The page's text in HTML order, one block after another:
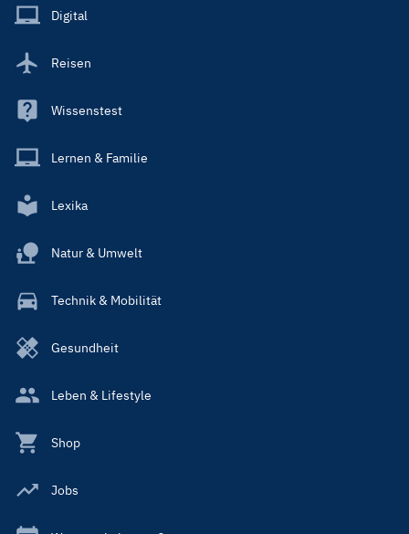
Main
Digital
Reisen
Wissenstest
Lernen & Familie
Lexika
Natur & Umwelt
Technik & Mobilität
Gesundheit
Leben & Lifestyle
Shop
Jobs